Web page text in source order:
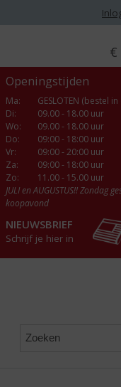
r
i
s
€
Openingstijden
Ma:
GESLOTEN (bestel
Di:
09.00 - 18.00 uur
Wo:
09.00 - 18.00 uur
Do:
09:00 - 18:00 uur
Vr:
09:00 - 20:00 uur
Za:
09:00 - 18:00 uur
Zo:
11.00 - 15.00 uur
JULI en AUGUSTUS!! Zondag
koopavond
NIEUWSBRIEF
Schrijf je hier in